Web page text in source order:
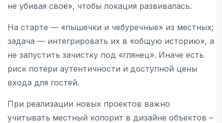
не убивая своё», чтобы локация развивалась.
На старте — «пышечки и чебуречные» из местных;
задача — интегрировать их в «общую историю», а
не запустить зачистку под «глянец». Иначе есть
риск потери аутентичности и доступной цены
входа для гостей.
При реализации новых проектов важно
учитывать местный колорит в дизайне объектов –